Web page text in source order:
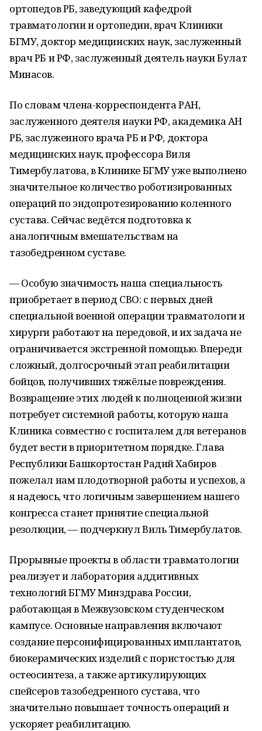
ортопедов РБ, заведующий кафедрой
травматологии и ортопедии, врач Клиники
БГМУ, доктор медицинских наук, заслуженный
врач РБ и РФ, заслуженный деятель науки Булат
Минасов.
По словам члена-корреспондента РАН,
заслуженного деятеля науки РФ, академика АН
РБ, заслуженного врача РБ и РФ, доктора
медицинских наук, профессора Виля
Тимербулатова, в Клинике БГМУ уже выполнено
значительное количество роботизированных
операций по эндопротезированию коленного
сустава. Сейчас ведётся подготовка к
аналогичным вмешательствам на
тазобедренном суставе.
— Особую значимость наша специальность
приобретает в период СВО: с первых дней
специальной военной операции травматологи и
хирурги работают на передовой, и их задача не
ограничивается экстренной помощью. Впереди
сложный, долгосрочный этап реабилитации
бойцов, получивших тяжёлые повреждения.
Возвращение этих людей к полноценной жизни
потребует системной работы, которую наша
Клиника совместно с госпиталем для ветеранов
будет вести в приоритетном порядке. Глава
Республики Башкортостан Радий Хабиров
пожелал нам плодотворной работы и успехов, а
я надеюсь, что логичным завершением нашего
конгресса станет принятие специальной
резолюции, — подчеркнул Виль Тимербулатов.
Прорывные проекты в области травматологии
реализует и лаборатория аддитивных
технологий БГМУ Минздрава России,
работающая в Межвузовском студенческом
кампусе. Основные направления включают
создание персонифицированных имплантатов,
биокерамических изделий с пористостью для
остеосинтеза, а также артикулирующих
спейсеров тазобедренного сустава, что
значительно повышает точность операций и
ускоряет реабилитацию.